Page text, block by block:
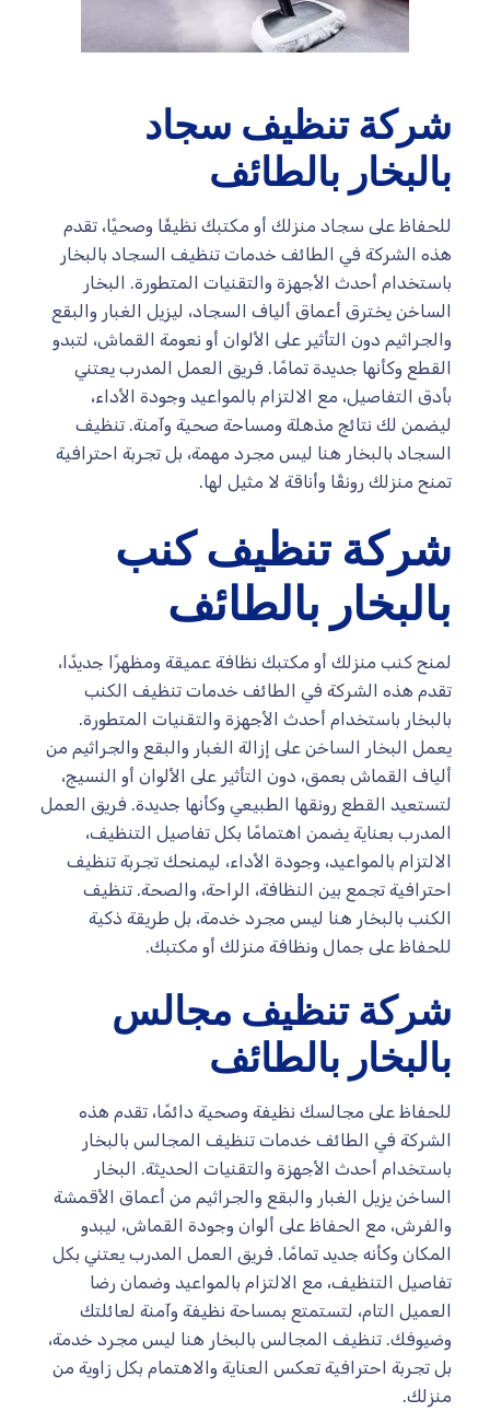
شركة تنظيف سجاد
بالبخار بالطائف
للحفاظ على سجاد منزلك أو مكتبك نظيفًا وصحيًا، تقدم
هذه الشركة في الطائف خدمات تنظيف السجاد بالبخار
باستخدام أحدث الأجهزة والتقنيات المتطورة. البخار
الساخن يخترق أعماق ألياف السجاد، ليزيل الغبار والبقع
والجراثيم دون التأثير على الألوان أو نعومة القماش، لتبدو
القطع وكأنها جديدة تمامًا. فريق العمل المدرب يعتني
بأدق التفاصيل، مع الالتزام بالمواعيد وجودة الأداء،
ليضمن لك نتائج مذهلة ومساحة صحية وآمنة. تنظيف
السجاد بالبخار هنا ليس مجرد مهمة، بل تجربة احترافية
تمنح منزلك رونقًا وأناقة لا مثيل لها.
شركة تنظيف كنب
بالبخار بالطائف
لمنح كنب منزلك أو مكتبك نظافة عميقة ومظهرًا جديدًا،
تقدم هذه الشركة في الطائف خدمات تنظيف الكنب
بالبخار باستخدام أحدث الأجهزة والتقنيات المتطورة.
يعمل البخار الساخن على إزالة الغبار والبقع والجراثيم من
ألياف القماش بعمق، دون التأثير على الألوان أو النسيج،
لتستعيد القطع رونقها الطبيعي وكأنها جديدة. فريق العمل
المدرب بعناية يضمن اهتمامًا بكل تفاصيل التنظيف،
الالتزام بالمواعيد، وجودة الأداء، ليمنحك تجربة تنظيف
احترافية تجمع بين النظافة، الراحة، والصحة. تنظيف
الكنب بالبخار هنا ليس مجرد خدمة، بل طريقة ذكية
للحفاظ على جمال ونظافة منزلك أو مكتبك.
شركة تنظيف مجالس
بالبخار بالطائف
للحفاظ على مجالسك نظيفة وصحية دائمًا، تقدم هذه
الشركة في الطائف خدمات تنظيف المجالس بالبخار
باستخدام أحدث الأجهزة والتقنيات الحديثة. البخار
الساخن يزيل الغبار والبقع والجراثيم من أعماق الأقمشة
والفرش، مع الحفاظ على ألوان وجودة القماش، ليبدو
المكان وكأنه جديد تمامًا. فريق العمل المدرب يعتني بكل
تفاصيل التنظيف، مع الالتزام بالمواعيد وضمان رضا
العميل التام، لتستمتع بمساحة نظيفة وآمنة لعائلتك
وضيوفك. تنظيف المجالس بالبخار هنا ليس مجرد خدمة،
بل تجربة احترافية تعكس العناية والاهتمام بكل زاوية من
منزلك.